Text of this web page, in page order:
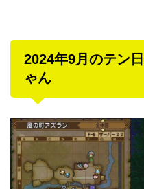
2024年9月のテン
ゃん